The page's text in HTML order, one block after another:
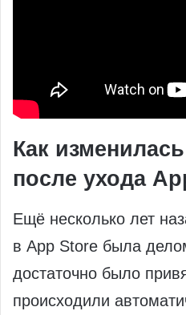
Как
после ухода
Ещё несколько лет
в App Store была
достаточно было
происходили